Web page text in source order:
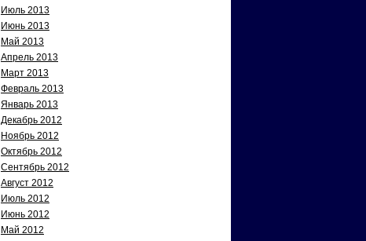
Июль 2013
Июнь 2013
Май 2013
Апрель 2013
Март 2013
Февраль 2013
Январь 2013
Декабрь 2012
Ноябрь 2012
Октябрь 2012
Сентябрь 2012
Август 2012
Июль 2012
Июнь 2012
Май 2012